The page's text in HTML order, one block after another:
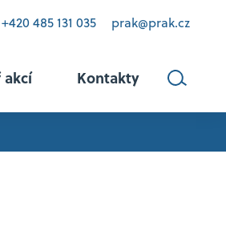
Kontakty
+420 485 131 035 prak@prak.cz